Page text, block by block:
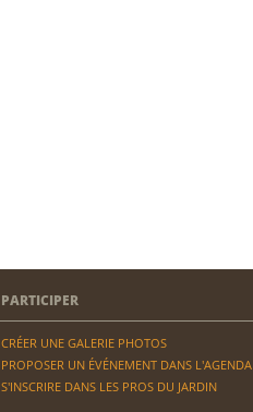
PARTICIPER
CRÉER UNE GALERIE PHOTOS
PROPOSER UN ÉVÉNEMENT DANS L'AGENDA
S'INSCRIRE DANS LES PROS DU JARDIN